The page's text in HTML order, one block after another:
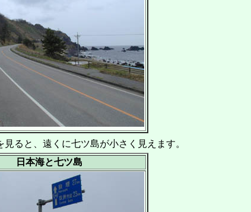
ると、遠くに七ツ島が小さく見えます。
日本海と七ツ島